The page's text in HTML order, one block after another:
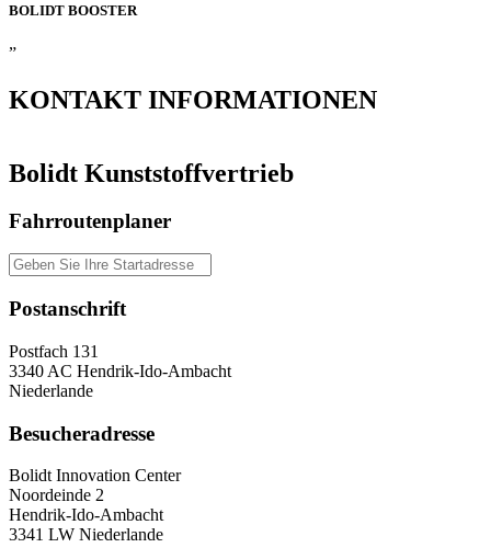
BOLIDT BOOSTER
”
KONTAKT INFORMATIONEN
Bolidt Kunststoffvertrieb
Fahrroutenplaner
Postanschrift
Postfach 131
3340 AC Hendrik-Ido-Ambacht
Niederlande
Besucheradresse
Bolidt Innovation Center
Noordeinde 2
Hendrik-Ido-Ambacht
3341 LW Niederlande